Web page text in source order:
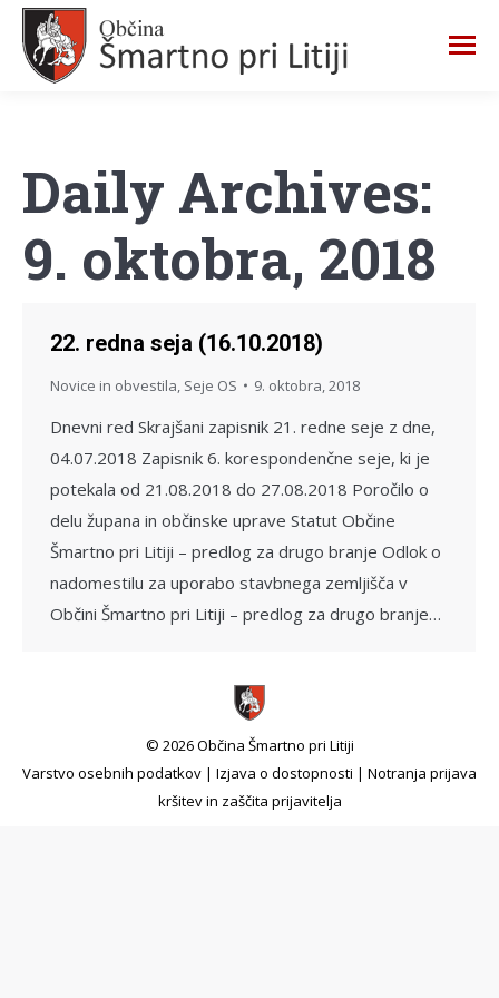
Daily Archives:
9. oktobra, 2018
22. redna seja (16.10.2018)
Novice in obvestila Seje OS 9. oktobra, 2018
Dnevni red Skrajšani zapisnik 21. redne seje z dne,
04.07.2018 Zapisnik 6. korespondenčne seje, ki je
potekala od 21.08.2018 do 27.08.2018 Poročilo o
delu župana in občinske uprave Statut Občine
Šmartno pri Litiji – predlog za drugo branje Odlok o
nadomestilu za uporabo stavbnega zemljišča v
Občini Šmartno pri Litiji – predlog za drugo branje…
© 2026 Občina Šmartno pri Litiji
Varstvo osebnih podatkov | Izjava o dostopnosti | Notranja prijava
kršitev in zaščita prijavitelja